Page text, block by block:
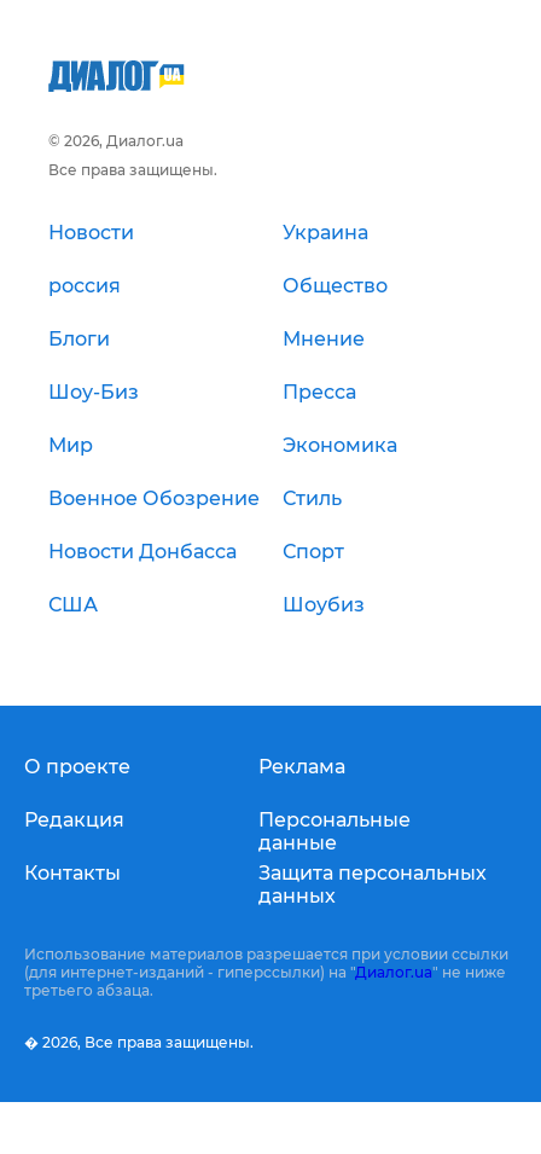
© 2026, Диалог.ua
Все права защищены.
Новости Украина
россия Общество
Блоги Мнение
Шоу-Биз Пресса
Мир Экономика
Военное Обозрение Стиль
Новости Донбасса Спорт
США Шоубиз
О проекте
Редакция
Контакты
Реклама
Персональные
данные
Защита персональных
данных
Использование материалов разрешается при условии ссылки
(для интернет-изданий - гиперссылки) на "Диалог.ua" не ниже
третьего абзаца.
� 2026, Все права защищены.